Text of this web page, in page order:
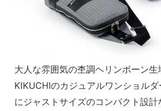
大人な雰囲気の杢調ヘリンボーン
KIKUCHIのカジュアルワンショル
にジャストサイズのコンパクト設